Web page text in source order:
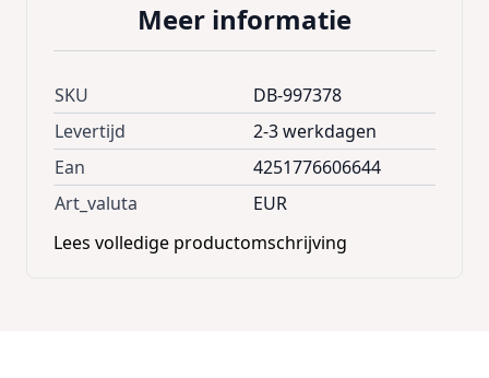
optimale luchtcirculatie. Deregengoot
deregenstroomlangs de zijkant van de kas
Hierdoor kun je het regenwater direct
opvangen en gebruiken met geschikte
bakken.
Productvoordelen:
met grote schuifdeur en 4 scharnierende
Meer informatie
SKU
DB-997378
Levertijd
2-3 werkdagen
Ean
4251776606644
Art_valuta
EUR
Lees volledige productomschrijving